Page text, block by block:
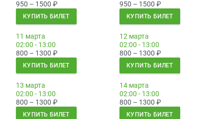
950 – 1500 ₽
КУПИТЬ БИЛЕТ
950 – 1500 ₽
КУПИТЬ БИЛЕТ
11 марта
02:00 - 13:00
800 – 1300 ₽
КУПИТЬ БИЛЕТ
12 марта
02:00 - 13:00
800 – 1300 ₽
КУПИТЬ БИЛЕТ
13 марта
02:00 - 13:00
800 – 1300 ₽
КУПИТЬ БИЛЕТ
14 марта
02:00 - 13:00
800 – 1300 ₽
КУПИТЬ БИЛЕТ